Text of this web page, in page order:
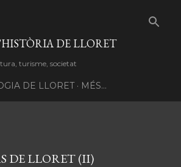
Salta al contingut principal
DE LLORET
turisme, societat
DE LLORET MÉS…
DE LLORET (II)